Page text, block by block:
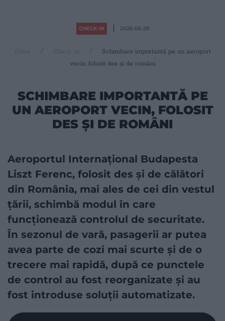
CHECK-IN 2026-05-29
Drive
Schimbare importantă pe un aeroport
vecin, folosit des și de români
SCHIMBARE IMPORTANTĂ PE
UN AEROPORT VECIN, FOLOSIT
DES ȘI DE ROMÂNI
Aeroportul Internațional Budapesta
Liszt Ferenc, folosit des și de călători
din România, mai ales de cei din vestul
țării, schimbă modul în care
funcționează controlul de securitate.
În sezonul de vară, pasagerii ar putea
avea parte de cozi mai scurte și de o
trecere mai rapidă, după ce punctele
de control au fost reorganizate și au
fost introduse soluții automatizate.